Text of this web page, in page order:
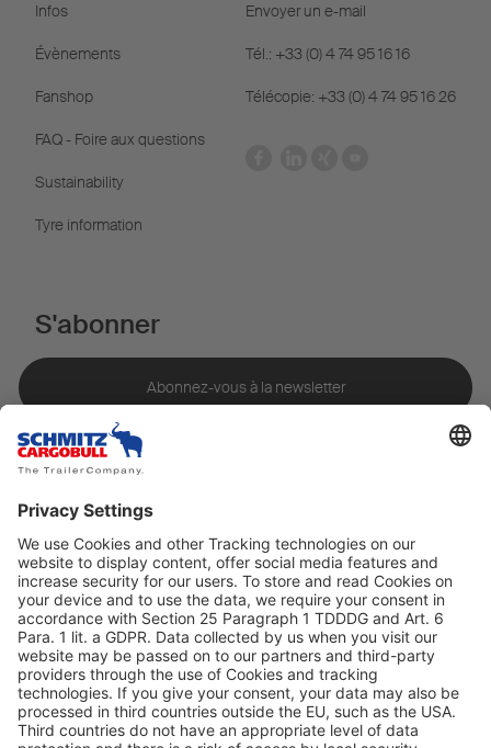
Infos
Évènements
Fanshop
FAQ - Foire aux questions
Sustainability
Tyre information
Envoyer un e-mail
Tél.: +33 (0) 4 74 95 16 16
Télécopie: +33 (0) 4 74 95 16 26
S'abonner